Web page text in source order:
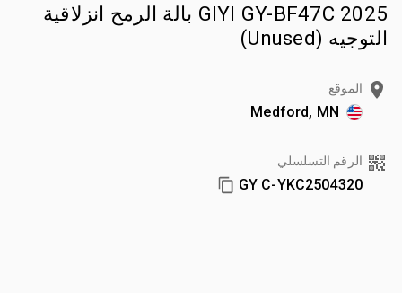
2025 GIYI GY-BF47C بالة الرمح انزلاقية
التوجيه (Unused)
الموقع
Medford, MN
الرقم التسلسلي
GY C-YKC2504320